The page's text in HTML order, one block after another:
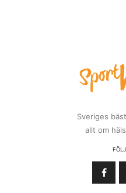
Sveriges
allt om